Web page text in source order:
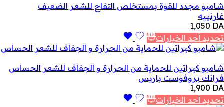
شامبو مجدد للقوة بمستخلص التفاح للشعر الضعيف
غارنييه
1,050 DA
تحديد أحد الخيارات
شامبو كيراتين للحماية من الحرارة و الجفاف للشعر الحساس
فرانك بروفوست باريس
1,900 DA
تحديد أحد الخيارات